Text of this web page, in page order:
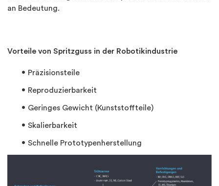
an Bedeutung.
Vorteile von Spritzguss in der Robotikindustrie
Präzisionsteile
Reproduzierbarkeit
Geringes Gewicht (Kunststoffteile)
Skalierbarkeit
Schnelle Prototypenherstellung